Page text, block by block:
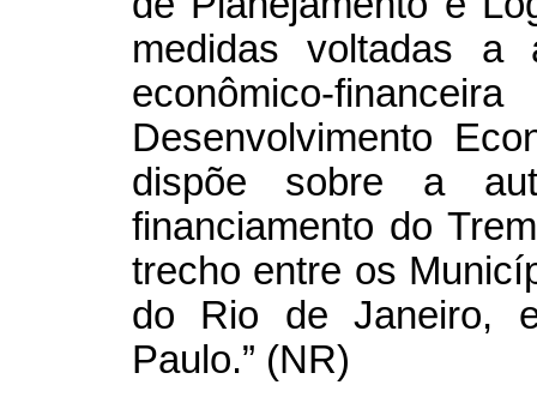
medidas voltadas a
econômico-
Desenvolvimento
dispõe sobre a
financiamento do
trecho entre os
do Rio de Janeiro,
Paulo.” (NR)